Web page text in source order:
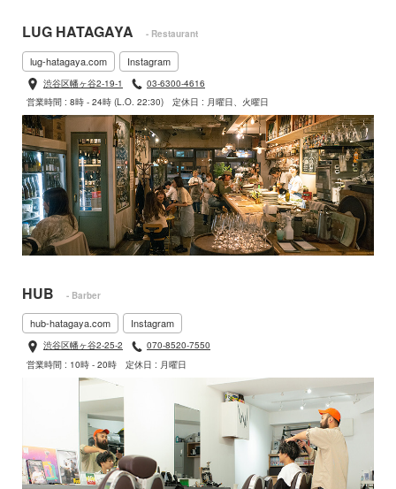
LUG HATAGAYA - Restaurant
lug-hatagaya.com Instagram
渋谷区幡ヶ谷2-19-1
03-6300-4616
営業時間 : 8時 - 24時 (L.O. 22:30)
定休日 : 月曜日、火曜日
HUB - Barber
hub-hatagaya.com Instagram
渋谷区幡ヶ谷2-25-2
070-8520-7550
営業時間 : 10時 - 20時
定休日 : 月曜日